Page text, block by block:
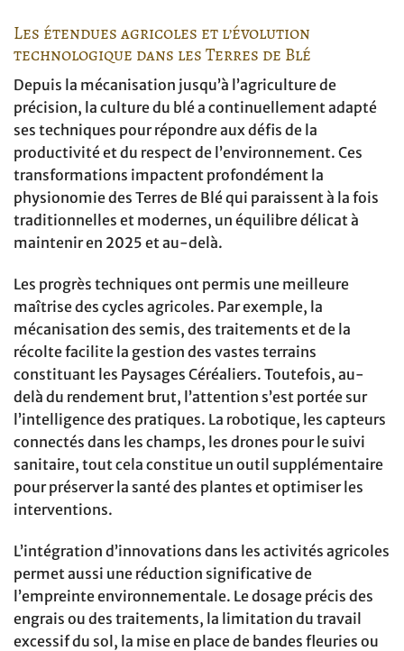
Les étendues agricoles et l’évolution
technologique dans les Terres de Blé
Depuis la mécanisation jusqu’à l’agriculture de
précision, la culture du blé a continuellement adapté
ses techniques pour répondre aux défis de la
productivité et du respect de l’environnement. Ces
transformations impactent profondément la
physionomie des Terres de Blé qui paraissent à la fois
traditionnelles et modernes, un équilibre délicat à
maintenir en 2025 et au-delà.
Les progrès techniques ont permis une meilleure
maîtrise des cycles agricoles. Par exemple, la
mécanisation des semis, des traitements et de la
récolte facilite la gestion des vastes terrains
constituant les Paysages Céréaliers. Toutefois, au-
delà du rendement brut, l’attention s’est portée sur
l’intelligence des pratiques. La robotique, les capteurs
connectés dans les champs, les drones pour le suivi
sanitaire, tout cela constitue un outil supplémentaire
pour préserver la santé des plantes et optimiser les
interventions.
L’intégration d’innovations dans les activités agricoles
permet aussi une réduction significative de
l’empreinte environnementale. Le dosage précis des
engrais ou des traitements, la limitation du travail
excessif du sol, la mise en place de bandes fleuries ou